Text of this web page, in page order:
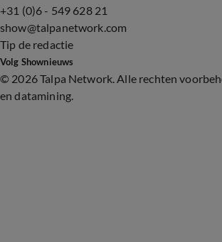
+31 (0)6 - 549 628 21
show@talpanetwork.com
Tip de redactie
Volg Shownieuws
© 2026 Talpa Network. Alle rechten
en datamining.